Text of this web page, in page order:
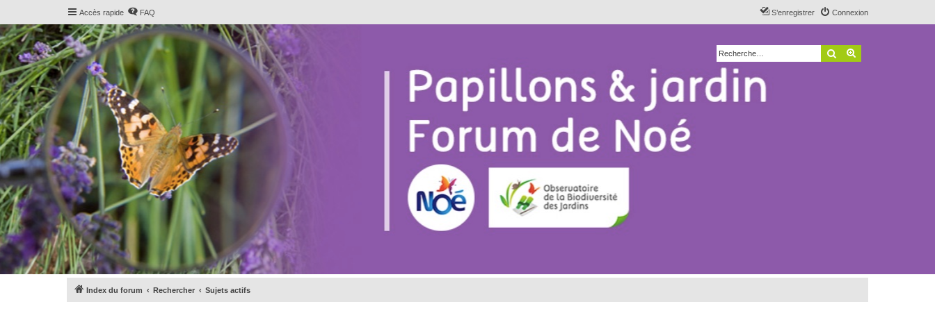
Accès rapide FAQ Connexion
S’enregistrer
Rechercher
Index du forum Rechercher Sujets actifs